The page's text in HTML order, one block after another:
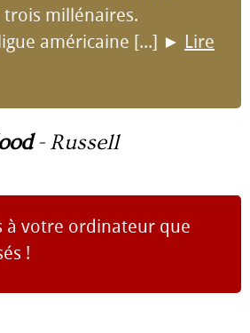
millénaires.
américaine [...] ► Lire
- Russell
à votre ordinateur que
!